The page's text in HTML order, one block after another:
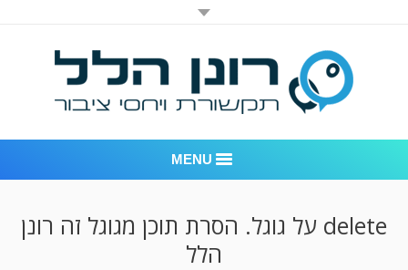
MENU
delete על גוגל. הסרת תוכן מגוגל זה רונן
הלל